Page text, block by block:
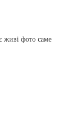
живі фото саме